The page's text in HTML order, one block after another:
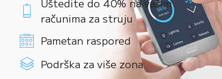
Uštedite do 40% na vašim
računima za struju
Pametan raspored
Podrška za više zona